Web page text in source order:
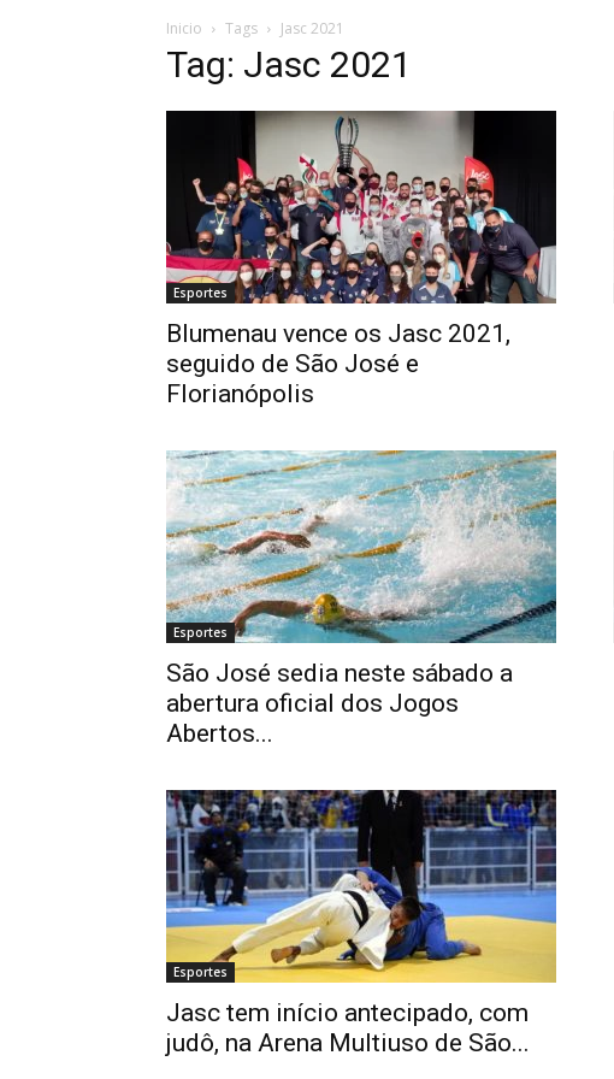
Inicio Tags Jasc 2021
Tag: Jasc 2021
Esportes
Blumenau vence os Jasc 2021,
seguido de São José e
Florianópolis
Esportes
São José sedia neste sábado a
abertura oficial dos Jogos
Abertos...
Esportes
Jasc tem início antecipado, com
judô, na Arena Multiuso de São...